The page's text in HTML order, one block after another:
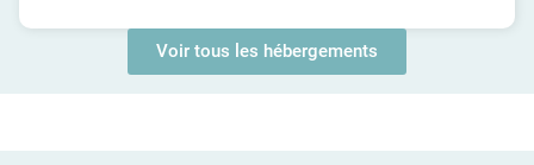
Voir tous les hébergements